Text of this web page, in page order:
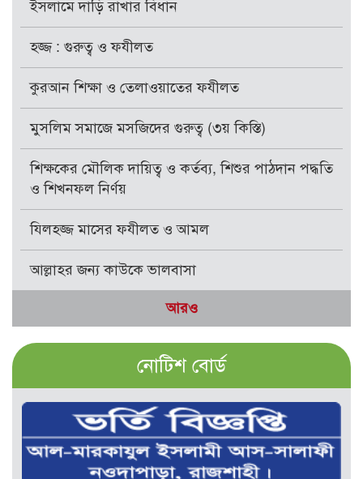
ইসলামে দাড়ি রাখার বিধান
হজ্জ : গুরুত্ব ও ফযীলত
কুরআন শিক্ষা ও তেলাওয়াতের ফযীলত
মুসলিম সমাজে মসজিদের গুরুত্ব (৩য় কিস্তি)
শিক্ষকের মৌলিক দায়িত্ব ও কর্তব্য, শিশুর পাঠদান পদ্ধতি
ও শিখনফল নির্ণয়
যিলহজ্জ মাসের ফযীলত ও আমল
আল্লাহর জন্য কাউকে ভালবাসা
আরও
নোটিশ বোর্ড